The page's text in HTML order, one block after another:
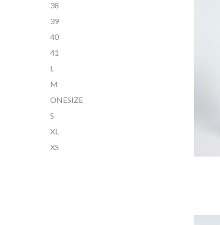
38
39
40
41
L
M
ONESIZE
S
XL
XS